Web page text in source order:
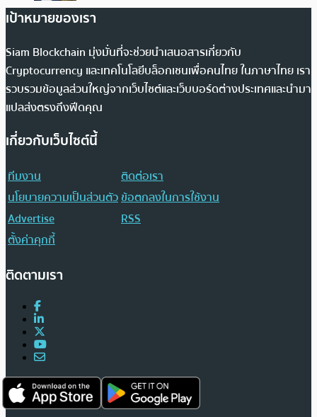
เป้าหมายของเรา
Siam Blockchain มุ่งมั่นที่จะช่วยนำเสนอสารเกี่ยวกับ
Cryptocurrency และเทคโนโลยีบล็อกเชนเพื่อคนไทย ในภาษาไทย เรา
รวบรวมข้อมูลส่วนใหญ่จากเว็บไซต์และเว็บบอร์ดต่างประเทศและนำมา
แปลส่งตรงถึงฟีดคุณ
เกี่ยวกับเว็บไซต์นี้
ทีมงาน
ติดต่อเรา
นโยบายความเป็นส่วนตัวข้อตกลงในการใช้งาน
Advertise
RSS
ตั้งค่าคุกกี้
ติดตามเรา